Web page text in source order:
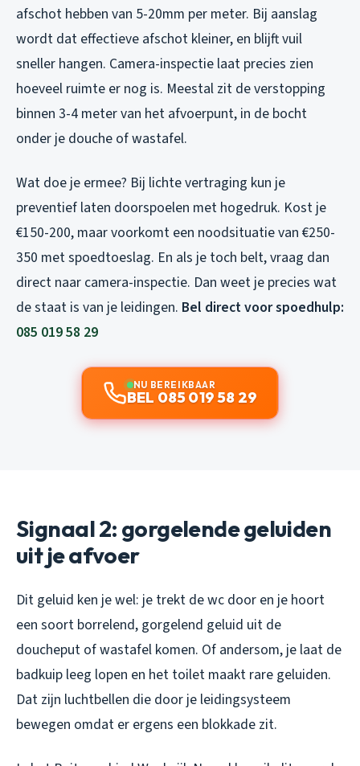
afschot hebben van 5-20mm per meter. Bij aanslag
wordt dat effectieve afschot kleiner, en blijft vuil
sneller hangen. Camera-inspectie laat precies zien
hoeveel ruimte er nog is. Meestal zit de verstopping
binnen 3-4 meter van het afvoerpunt, in de bocht
onder je douche of wastafel.
Wat doe je ermee? Bij lichte vertraging kun je
preventief laten doorspoelen met hogedruk. Kost je
€150-200, maar voorkomt een noodsituatie van €250-
350 met spoedtoeslag. En als je toch belt, vraag dan
direct naar camera-inspectie. Dan weet je precies wat
de staat is van je leidingen. Bel direct voor spoedhulp:
085 019 58 29
NU BEREIKBAAR
BEL 085 019 58 29
Signaal 2: gorgelende geluiden
uit je afvoer
Dit geluid ken je wel: je trekt de wc door en je hoort
een soort borrelend, gorgelend geluid uit de
doucheput of wastafel komen. Of andersom, je laat de
badkuip leeg lopen en het toilet maakt rare geluiden.
Dat zijn luchtbellen die door je leidingsysteem
bewegen omdat er ergens een blokkade zit.